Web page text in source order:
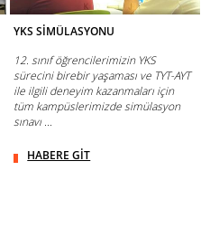
YKS SİMÜLASYONU
12. sınıf öğrencilerimizin YKS
sürecini birebir yaşaması ve TYT-AYT
ile ilgili deneyim kazanmaları için
tüm kampüslerimizde simülasyon
sınavı ...
HABERE GİT